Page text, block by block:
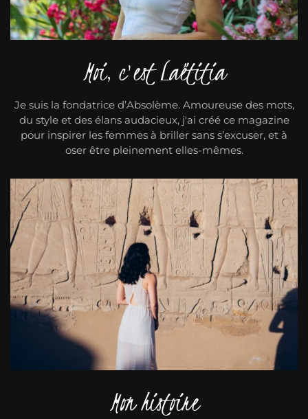
Moi, c'est Laëtitia
Je suis la fondatrice d’Absolème. Amoureuse des mots,
du style et des élans audacieux, j'ai créé ce magazine
pour inspirer les femmes à briller sans s’excuser, et à
oser être pleinement elles-mêmes.
Mon histoire